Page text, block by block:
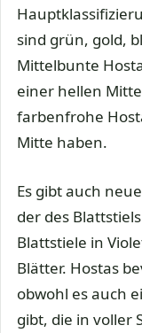
sind grün, gold,
Mittelbunte
einer hellen
farbenfrohe
Mitte haben.
Es gibt auch
der des
Blattstiele in
Blätter. Hostas
obwohl es auch
gibt, die in voller